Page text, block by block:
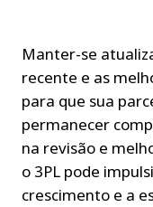
Manter-se
recente e as
para que sua
permanecer
na revisão e
o 3PL pode
crescimento e a